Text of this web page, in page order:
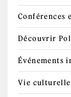
Conférences
Découvrir
Événements
Vie